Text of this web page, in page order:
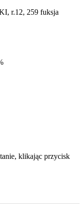
r.12, 259 fuksja
klikając przycisk